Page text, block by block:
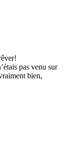
pas venu sur
bien,